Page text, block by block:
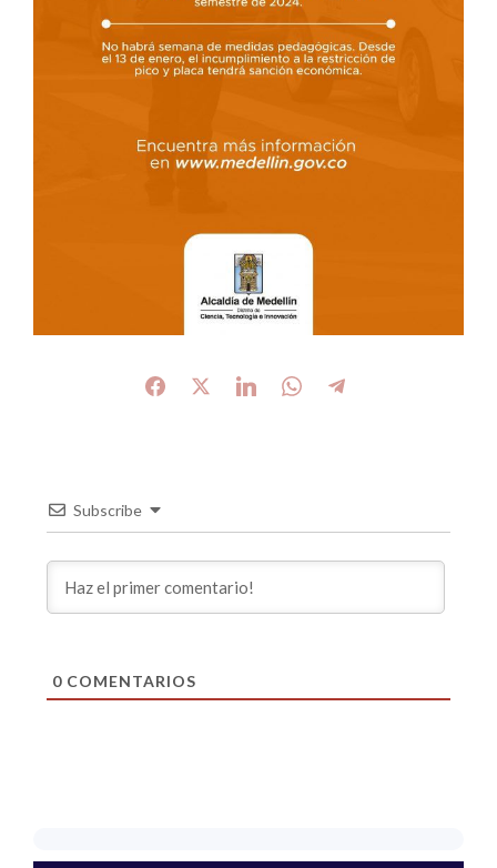
Subscribe
0COMENTARIOS